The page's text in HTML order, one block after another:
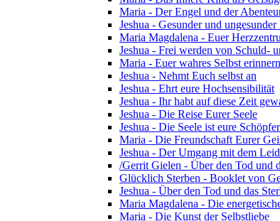
Maria - Der Engel und der
Jeshua - Gesunder und
Maria Magdalena - Euer
Jeshua - Frei werden von Schuld-
Maria - Euer wahres Selbst erinnern
Jeshua - Nehmt Euch selbst an
Jeshua - Ehrt eure Hochsensibilität
Jeshua - Ihr habt auf diese Zeit
Jeshua - Die Reise Eurer Seele
Jeshua - Die Seele ist eure
Maria - Die Freundschaft Eurer
Jeshua - Der Umgang mit dem
/Gerrit Gielen - Über den Tod und
Glücklich Sterben - Booklet von
Jeshua - Über den Tod und das
Maria Magdalena - Die
Maria - Die Kunst der Selbstliebe